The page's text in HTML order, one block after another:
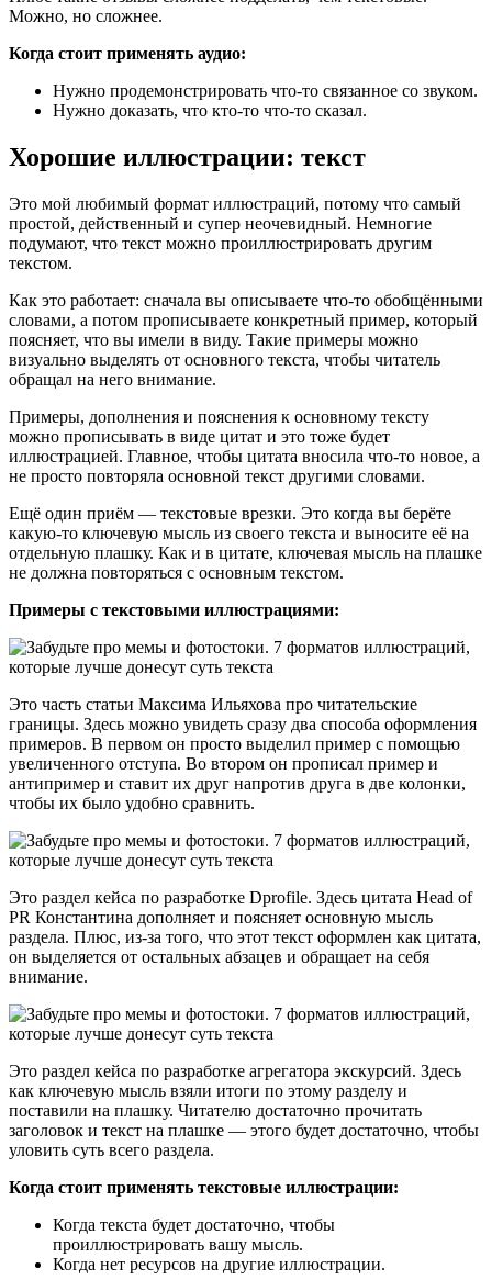
Можно, но сложнее.
Когда стоит применять аудио:
Нужно продемонстрировать что-то связанное со звуком.
Нужно доказать, что кто-то что-то сказал.
Хорошие иллюстрации: текст
Это мой любимый формат иллюстраций, потому что самый
простой, действенный и супер неочевидный. Немногие
подумают, что текст можно проиллюстрировать другим
текстом.
Как это работает: сначала вы описываете что-то обобщёнными
словами, а потом прописываете конкретный пример, который
поясняет, что вы имели в виду. Такие примеры можно
визуально выделять от основного текста, чтобы читатель
обращал на него внимание.
Примеры, дополнения и пояснения к основному тексту
можно прописывать в виде цитат и это тоже будет
иллюстрацией. Главное, чтобы цитата вносила что-то новое, а
не просто повторяла основной текст другими словами.
Ещё один приём — текстовые врезки. Это когда вы берёте
какую-то ключевую мысль из своего текста и выносите её на
отдельную плашку. Как и в цитате, ключевая мысль на плашке
не должна повторяться с основным текстом.
Примеры с текстовыми иллюстрациями:
Это часть статьи Максима Ильяхова про читательские
границы. Здесь можно увидеть сразу два способа оформления
примеров. В первом он просто выделил пример с помощью
увеличенного отступа. Во втором он прописал пример и
антипример и ставит их друг напротив друга в две колонки,
чтобы их было удобно сравнить.
Это раздел кейса по разработке Dprofile. Здесь цитата Head of
PR Константина дополняет и поясняет основную мысль
раздела. Плюс, из-за того, что этот текст оформлен как цитата,
он выделяется от остальных абзацев и обращает на себя
внимание.
Это раздел кейса по разработке агрегатора экскурсий. Здесь
как ключевую мысль взяли итоги по этому разделу и
поставили на плашку. Читателю достаточно прочитать
заголовок и текст на плашке — этого будет достаточно, чтобы
уловить суть всего раздела.
Когда стоит применять текстовые иллюстрации:
Когда текста будет достаточно, чтобы
проиллюстрировать вашу мысль.
Когда нет ресурсов на другие иллюстрации.